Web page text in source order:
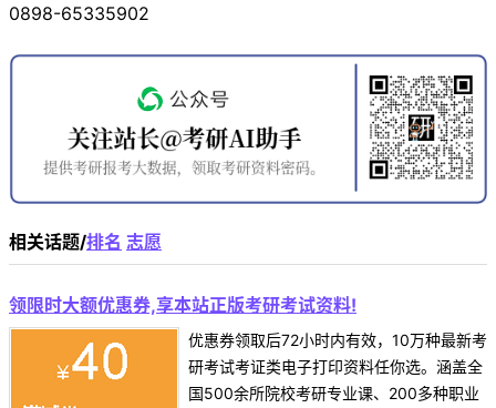
0898-65335902
相关话题/排名 志愿
领限时大额优惠券,享本站正版考研考试资料!
优惠券领取后72小时内有效，10万种最新考
研考试考证类电子打印资料任你选。涵盖全
国500余所院校考研专业课、200多种职业